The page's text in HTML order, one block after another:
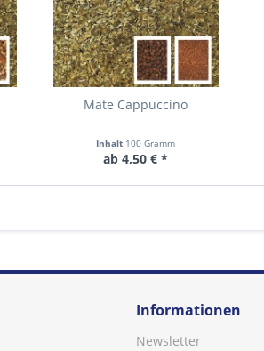
Mate Cappuccino
Inhalt 100 Gramm
ab 4,50 € *
Informationen
Newsletter